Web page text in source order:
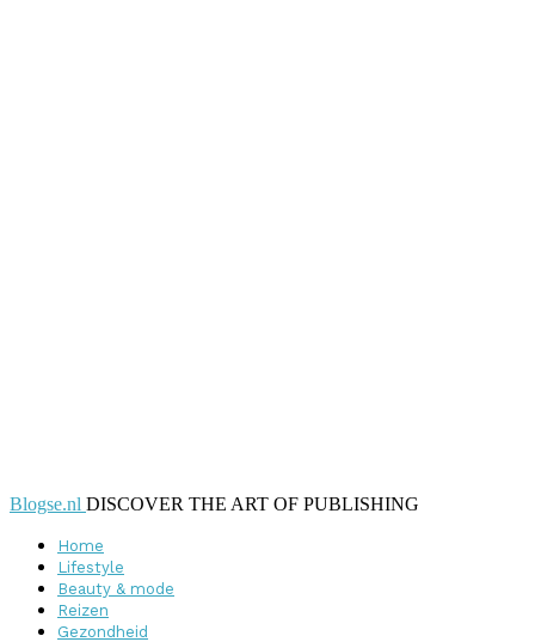
Blogse.nl DISCOVER THE ART OF PUBLISHING
Home
Lifestyle
Beauty & mode
Reizen
Gezondheid